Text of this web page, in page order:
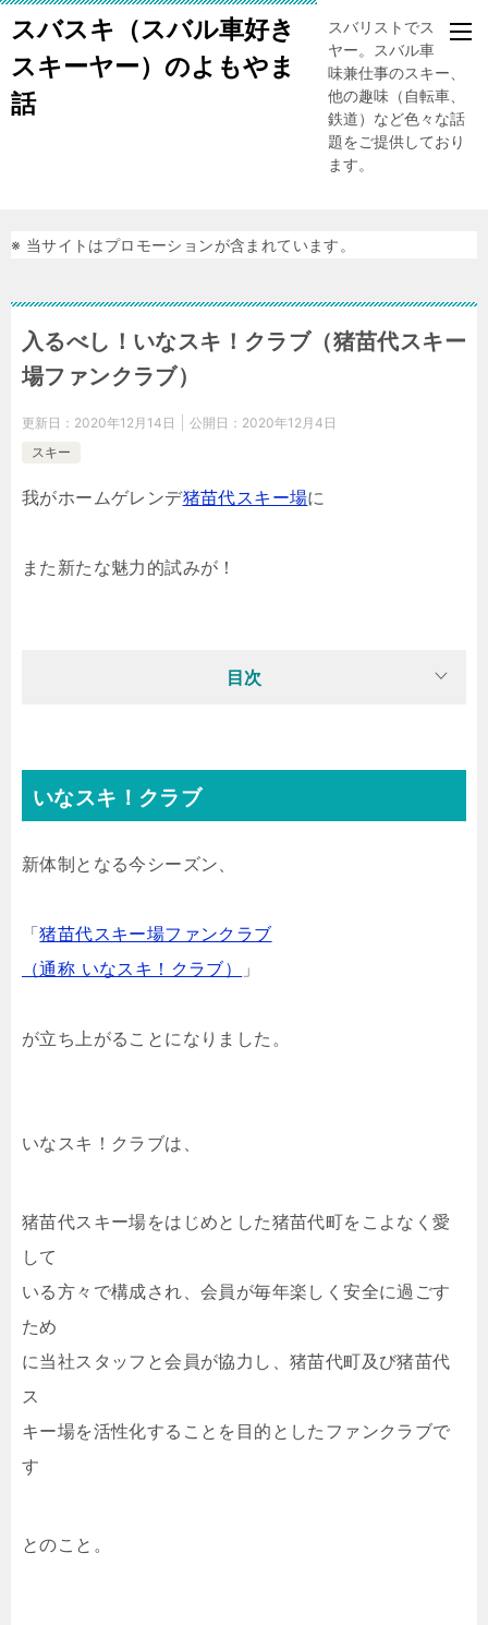
スバスキ（スバル車好き
スキーヤー）のよもやま
話
スバリストでスキー
ヤー。スバル車、趣
味兼仕事のスキー、
他の趣味（自転車、
鉄道）など色々な話
題をご提供しており
ます。
※ 当サイトはプロモーションが含まれています。
入るべし！いなスキ！クラブ（猪苗代スキー
場ファンクラブ）
更新日： 2020年12月14日 公開日： 2020年12月4日
スキー
我がホームゲレンデ猪苗代スキー場に
また新たな魅力的試みが！
目次
いなスキ！クラブ
新体制となる今シーズン、
「猪苗代スキー場ファンクラブ
（通称 いなスキ！クラブ）
」
が立ち上がることになりました。
いなスキ！クラブは、
猪苗代スキー場をはじめとした猪苗代町をこよなく愛
して
いる方々で構成され、会員が毎年楽しく安全に過ごす
ため
に当社スタッフと会員が協力し、猪苗代町及び猪苗代
ス
キー場を活性化することを目的としたファンクラブで
す
とのこと。